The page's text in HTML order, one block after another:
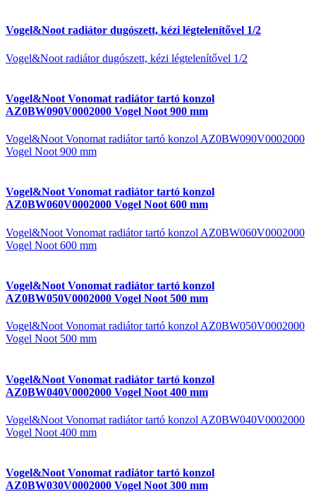
Vogel&Noot radiátor dugószett, kézi légtelenítővel 1/2
Vogel&Noot radiátor dugószett, kézi légtelenítővel 1/2
Vogel&Noot Vonomat radiátor tartó konzol
AZ0BW090V0002000 Vogel Noot 900 mm
Vogel&Noot Vonomat radiátor tartó konzol AZ0BW090V0002000
Vogel Noot 900 mm
Vogel&Noot Vonomat radiátor tartó konzol
AZ0BW060V0002000 Vogel Noot 600 mm
Vogel&Noot Vonomat radiátor tartó konzol AZ0BW060V0002000
Vogel Noot 600 mm
Vogel&Noot Vonomat radiátor tartó konzol
AZ0BW050V0002000 Vogel Noot 500 mm
Vogel&Noot Vonomat radiátor tartó konzol AZ0BW050V0002000
Vogel Noot 500 mm
Vogel&Noot Vonomat radiátor tartó konzol
AZ0BW040V0002000 Vogel Noot 400 mm
Vogel&Noot Vonomat radiátor tartó konzol AZ0BW040V0002000
Vogel Noot 400 mm
Vogel&Noot Vonomat radiátor tartó konzol
AZ0BW030V0002000 Vogel Noot 300 mm